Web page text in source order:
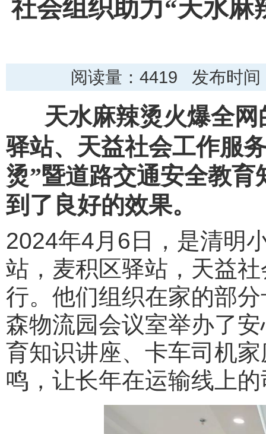
社会组织助力“天水麻
阅读量： 4419 发布时间
天水麻辣烫火爆全
驿站、天益社会工作服
烫”暨道路交通安全教
到了良好的效果。
2024年4月6日，是清明
站，麦积区驿站，天益
行。他们组织在家的部
森物流园会议室举办了
育知识讲座、卡车司机
鸣，让长年在运输线上